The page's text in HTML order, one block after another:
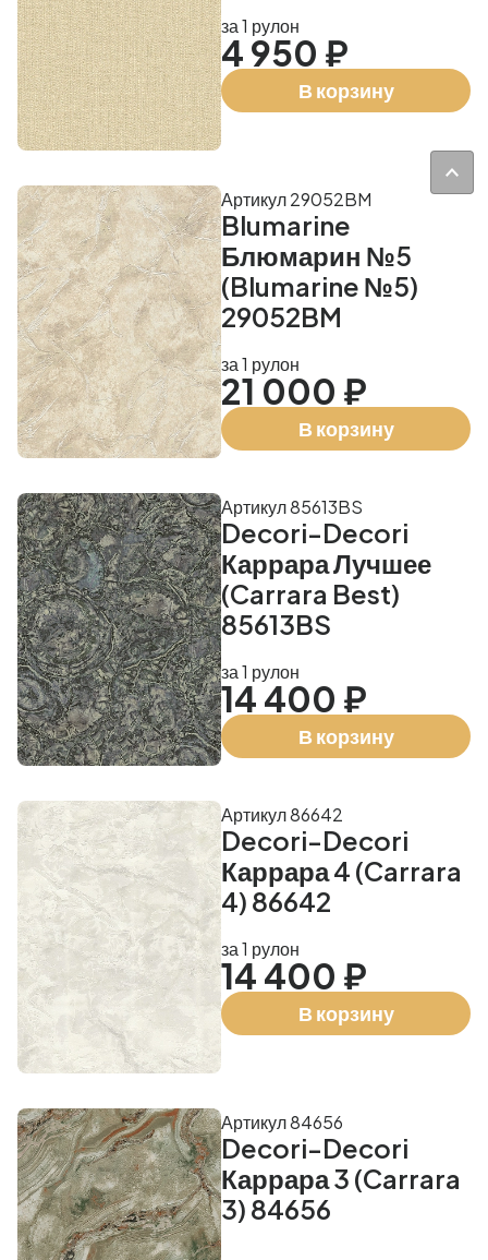
за 1 рулон
4 950 ₽
В корзину
Blumarine
Блюмарин №5
(Blumarine №5)
29052BM
Артикул 29052BM
за 1 рулон
21 000 ₽
В корзину
Decori-Decori
Каррара Лучшее
(Carrara Best)
85613BS
Артикул 85613BS
за 1 рулон
14 400 ₽
В корзину
Decori-Decori
Каррара 4 (Carrara
4) 86642
Артикул 86642
за 1 рулон
14 400 ₽
В корзину
Decori-Decori
Каррара 3 (Carrara
3) 84656
Артикул 84656